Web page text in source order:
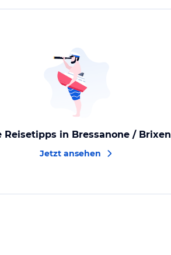
Reisetipps in Bressanone / Brixen
Jetzt ansehen